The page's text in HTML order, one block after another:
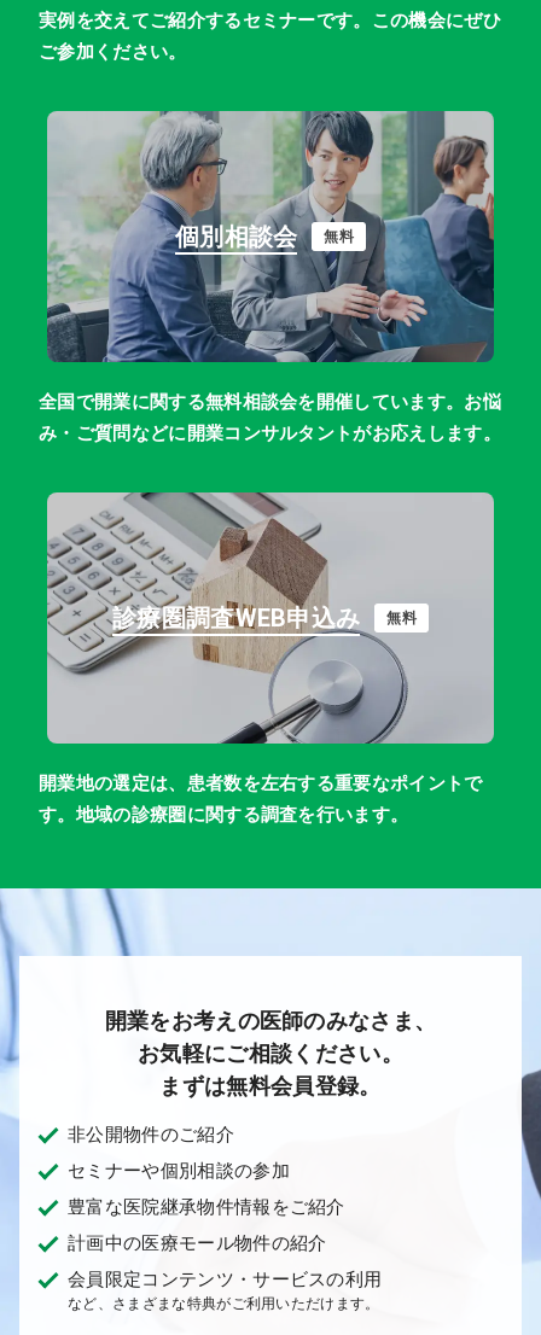
実例を交えてご紹介するセミナーです。この機会にぜひ
ご参加ください。
個別相談会 無料
全国で開業に関する無料相談会を開催しています。お悩
み・ご質問などに開業コンサルタントがお応えします。
診療圏調査WEB申込み 無料
開業地の選定は、患者数を左右する重要なポイントで
す。地域の診療圏に関する調査を行います。
開業をお考えの医師のみなさま、
お気軽にご相談ください。
まずは無料会員登録。
非公開物件のご紹介
セミナーや個別相談の参加
豊富な医院継承物件情報をご紹介
計画中の医療モール物件の紹介
会員限定コンテンツ・サービスの利用
など、さまざまな特典がご利用いただけます。